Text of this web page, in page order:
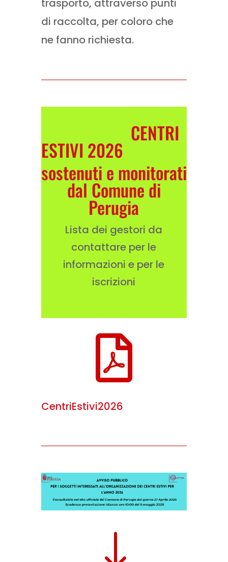
trasporto, attraverso punti
di raccolta, per coloro che
ne fanno richiesta.
CENTRI
ESTIVI 2026
sostenuti e monitorati
dal Comune di
Perugia
Lista dei gestori da
contattare per le
informazioni e per le
iscrizioni

CentriEstivi2026
"